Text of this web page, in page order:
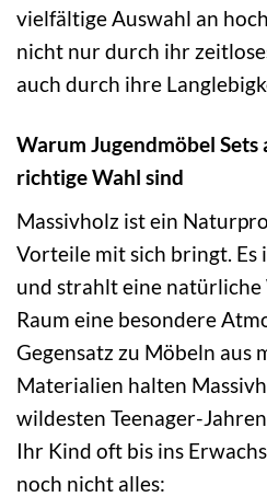
vielfältige Auswahl an
nicht nur durch ihr
auch durch ihre
Warum Jugendmöbel Sets
richtige Wahl sind
Massivholz ist ein
Vorteile mit sich bringt. Es
und strahlt eine natürliche
Raum eine besondere
Gegensatz zu Möbeln aus
Materialien halten
wildesten Teenager-
Ihr Kind oft bis ins
noch nicht alles: